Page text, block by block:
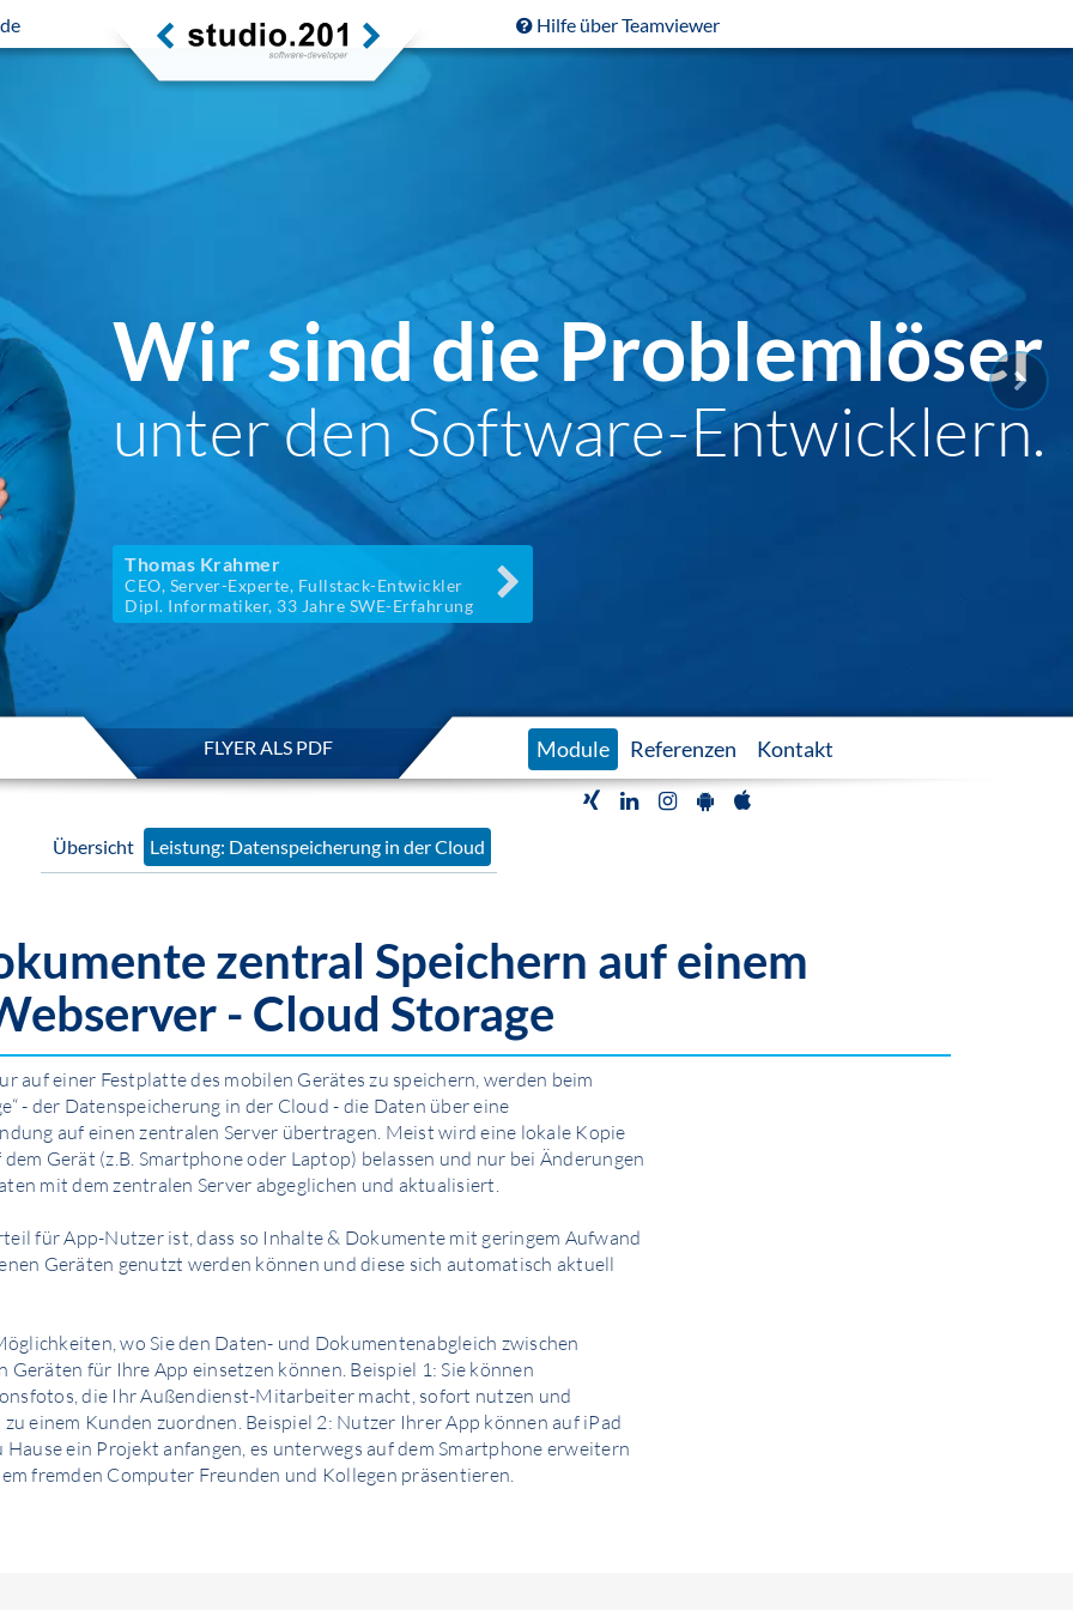
Wir sind die Problemlöser
unter den Software-Entwicklern.
Thomas Krahmer
CEO, Server-Experte, Fullstack-Entwickler
Dipl. Informatiker, 33 Jahre SWE-Erfahrung
FLYER ALS PDF Module Referenzen Kontakt
Hilfe über Teamviewer
Übersicht Leistung: Datenspeicherung in der Cloud
zentral Speichern auf einem
- Cloud Storage
auf einer Festplatte des mobilen Gerätes zu speichern, werden beim
- der Datenspeicherung in der Cloud - die Daten über eine
auf einen zentralen Server übertragen. Meist wird eine lokale Kopie
Gerät (z.B. Smartphone oder Laptop) belassen und nur bei Änderungen
mit dem zentralen Server abgeglichen und aktualisiert.
für App-Nutzer ist, dass so Inhalte & Dokumente mit geringem Aufwand
Geräten genutzt werden können und diese sich automatisch aktuell
wo Sie den Daten- und Dokumentenabgleich zwischen
Geräten für Ihre App einsetzen können. Beispiel 1: Sie können
die Ihr Außendienst-Mitarbeiter macht, sofort nutzen und
einem Kunden zuordnen. Beispiel 2: Nutzer Ihrer App können auf iPad
Hause ein Projekt anfangen, es unterwegs auf dem Smartphone erweitern
fremden Computer Freunden und Kollegen präsentieren.